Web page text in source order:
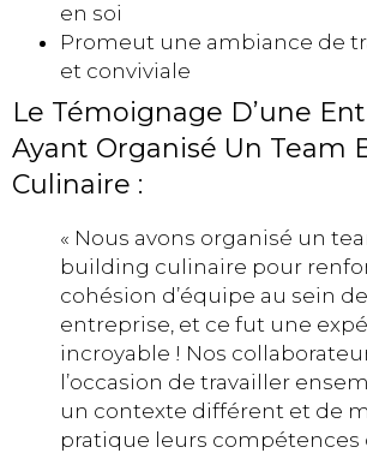
en soi
Promeut une ambiance de
et conviviale
Le Témoignage D’une
Ayant Organisé Un Team
Culinaire :
« Nous avons organisé un
building culinaire pour
cohésion d’équipe au sein
entreprise, et ce fut une
incroyable ! Nos
l’occasion de travailler
un contexte différent et de
pratique leurs compétences